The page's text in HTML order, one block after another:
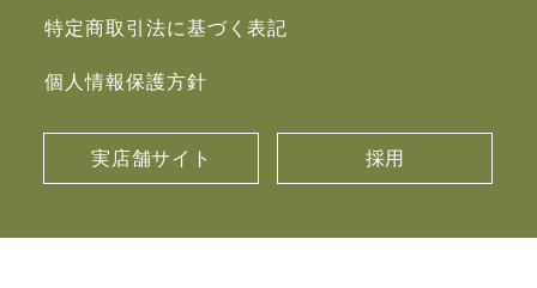
特定商取引法に基づく表記
個人情報保護方針
実店舗サイト 採用